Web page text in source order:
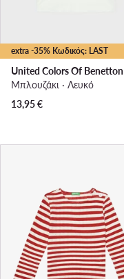
extra -35% Κωδικός: LAST
United Colors Of Benetton
Μπλουζάκι · Λευκό
13,95€